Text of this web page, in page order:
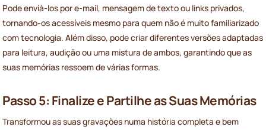
Pode enviá-los por e-mail, mensagem de texto ou links privados,
tornando-os acessíveis mesmo para quem não é muito familiarizado
com tecnologia. Além disso, pode criar diferentes versões adaptadas
para leitura, audição ou uma mistura de ambos, garantindo que as
suas memórias ressoem de várias formas.
Passo 5: Finalize e Partilhe as Suas Memórias
Transformou as suas gravações numa história completa e bem